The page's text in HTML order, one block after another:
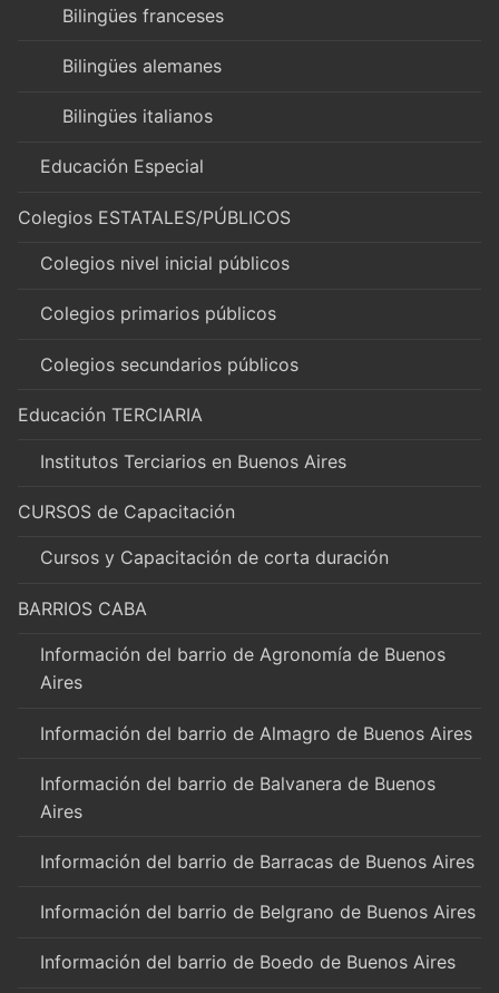
Bilingües franceses
Bilingües alemanes
Bilingües italianos
Educación Especial
Colegios ESTATALES/PÚBLICOS
Colegios nivel inicial públicos
Colegios primarios públicos
Colegios secundarios públicos
Educación TERCIARIA
Institutos Terciarios en Buenos Aires
CURSOS de Capacitación
Cursos y Capacitación de corta duración
BARRIOS CABA
Información del barrio de Agronomía de Buenos
Aires
Información del barrio de Almagro de Buenos Aires
Información del barrio de Balvanera de Buenos
Aires
Información del barrio de Barracas de Buenos Aires
Información del barrio de Belgrano de Buenos Aires
Información del barrio de Boedo de Buenos Aires